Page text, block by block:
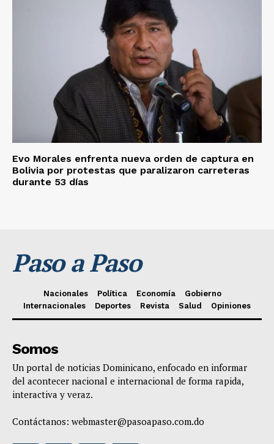
Evo Morales enfrenta nueva orden de captura en
Bolivia por protestas que paralizaron carreteras
durante 53 días
Paso a Paso
Nacionales Política Economía
Gobierno
Internacionales
Deportes Revista Salud Opiniones
Somos
Un portal de noticias Dominicano, enfocado en informar
del acontecer nacional e internacional de forma rapida,
interactiva y veraz.
Contáctanos: webmaster@pasoapaso.com.do